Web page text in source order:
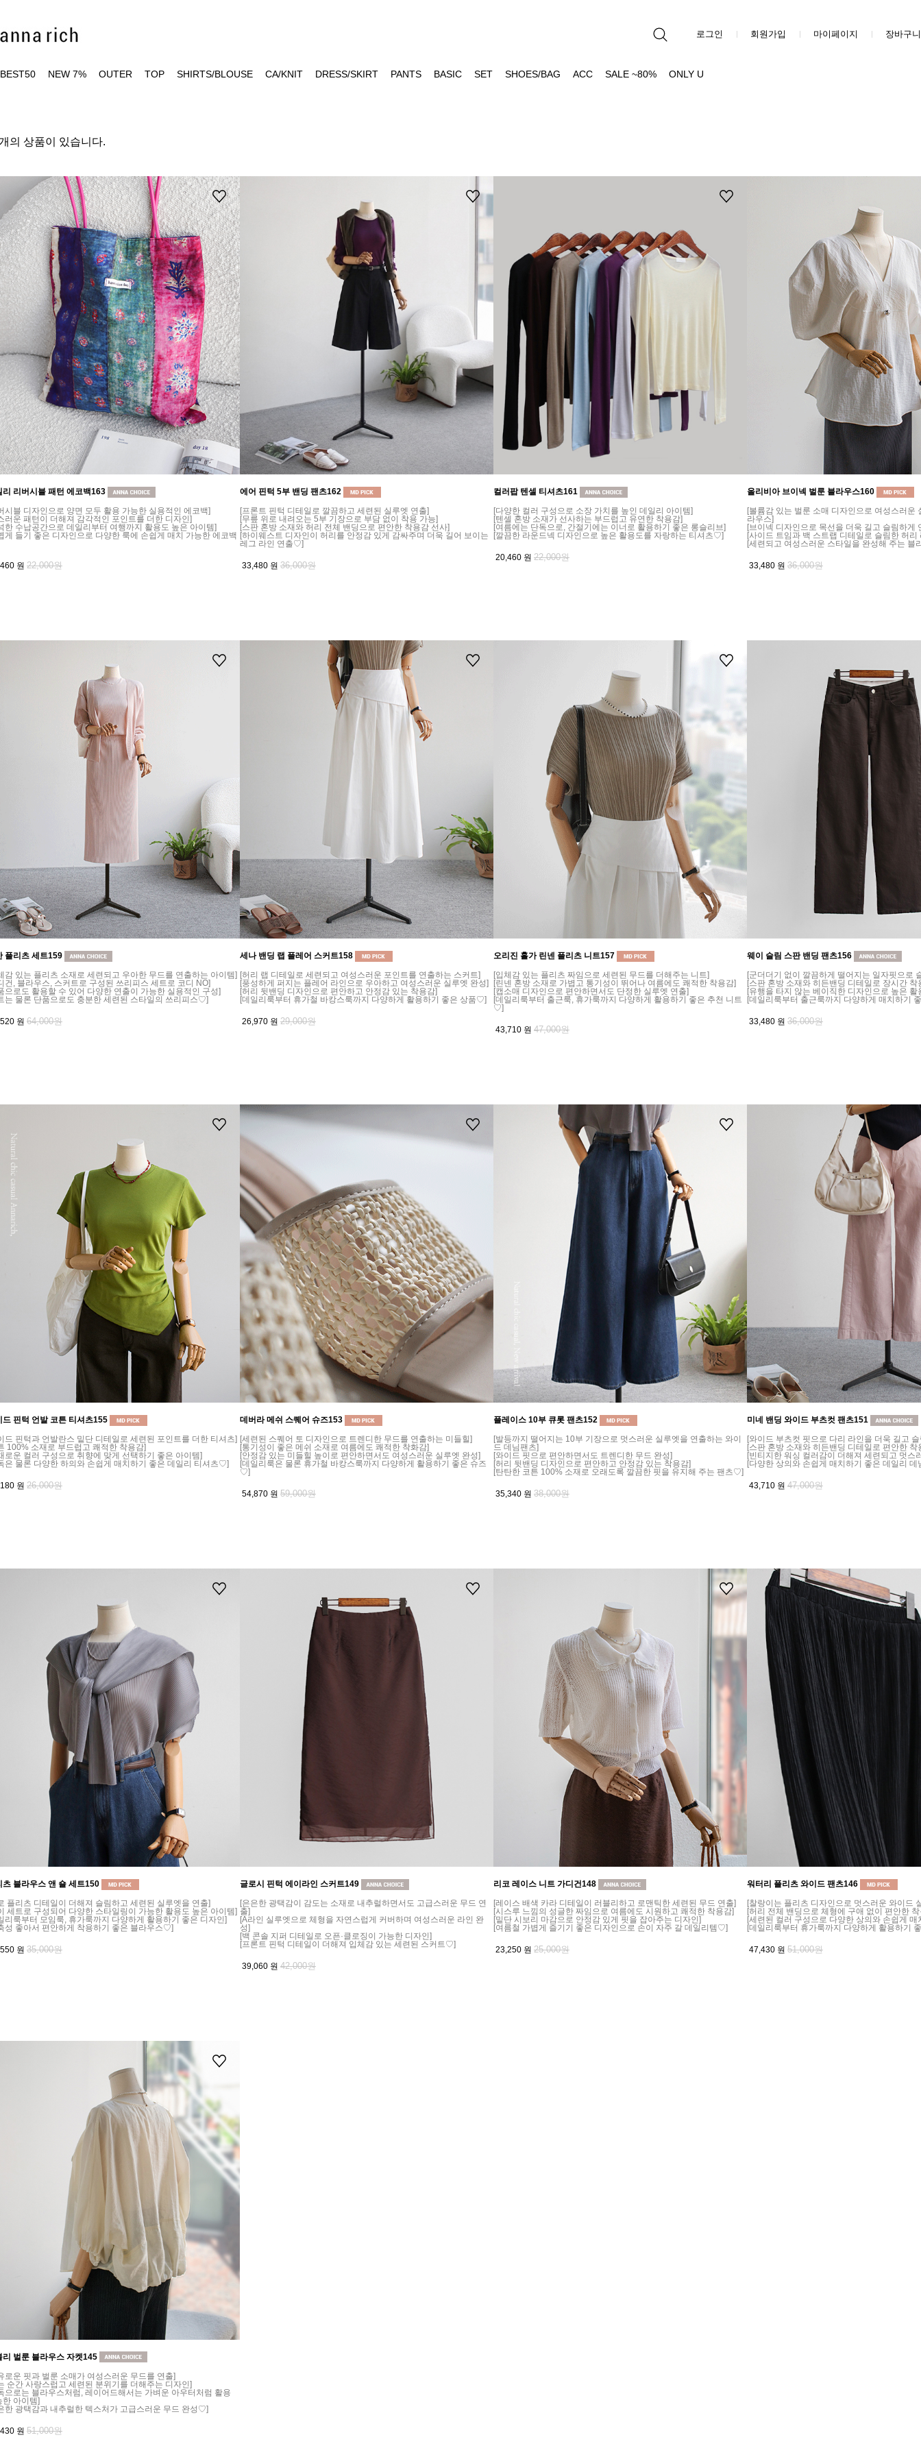
로그인 회원가입 마이페이지 장바구니
BEST50 NEW 7% OUTER TOP SHIRTS/BLOUSE CA/KNIT DRESS/SKIRT PANTS BASIC SET SHOES/BAG ACC SALE ~80% ONLY U
의 상품이 있습니다.
리 리버시블 패턴 에코백163
시블 디자인으로 양면 모두 활용 가능한 실용적인 에코백]
러운 패턴이 더해져 감각적인 포인트를 더한 디자인]
한 수납공간으로 데일리부터 여행까지 활용도 높은 아이템]
게 들기 좋은 디자인으로 다양한 룩에 손쉽게 매치 가능한 에코백
원 22,000원
에어 핀턱 5부 밴딩 팬츠162
[프론트 핀턱 디테일로 깔끔하고 세련된 실루엣 연출]
[무릎 위로 내려오는 5부 기장으로 부담 없이 착용 가능]
[스판 혼방 소재와 허리 전체 밴딩으로 편안한 착용감 선사]
[하이웨스트 디자인이 허리를 안정감 있게 감싸주며 더욱 길어 보이는
레그 라인 연출♡]
33,480 원 36,000원
컬러팝 텐셀 티셔츠161
[다양한 컬러 구성으로 소장 가치를 높인 데일리 아이템]
[텐셀 혼방 소재가 선사하는 부드럽고 유연한 착용감]
[여름에는 단독으로, 간절기에는 이너로 활용하기 좋은 롱슬리브]
[깔끔한 라운드넥 디자인으로 높은 활용도를 자랑하는 티셔츠♡]
20,460 원 22,000원
올리비아 브이넥 벌룬 블라우스160
[볼륨감 있는 벌룬 소매 디자인으로 여성스러운
라우스]
[브이넥 디자인으로 목선을 더욱 길고 슬림하게
[사이드 트임과 백 스트랩 디테일로 슬림한 허리
[세련되고 여성스러운 스타일을 완성해 주는 블
33,480 원 36,000원
플리츠 세트159
감 있는 플리츠 소재로 세련되고 우아한 무드를 연출하는 아이템]
건, 블라우스, 스커트로 구성된 쓰리피스 세트로 코디 NO]
으로도 활용할 수 있어 다양한 연출이 가능한 실용적인 구성]
는 물론 단품으로도 충분한 세련된 스타일의 쓰리피스♡]
원 64,000원
세나 밴딩 랩 플레어 스커트158
[허리 랩 디테일로 세련되고 여성스러운 포인트를 연출하는 스커트]
[풍성하게 퍼지는 플레어 라인으로 우아하고 여성스러운 실루엣 완성]
[허리 뒷밴딩 디자인으로 편안하고 안정감 있는 착용감]
[데일리룩부터 휴가철 바캉스룩까지 다양하게 활용하기 좋은 상품♡]
26,970 원 29,000원
오리진 홀가 린넨 플리츠 니트157
[입체감 있는 플리츠 짜임으로 세련된 무드를 더해주는 니트]
[린넨 혼방 소재로 가볍고 통기성이 뛰어나 여름에도 쾌적한 착용감]
[캡소매 디자인으로 편안하면서도 단정한 실루엣 연출]
[데일리룩부터 출근룩, 휴가룩까지 다양하게 활용하기 좋은 추천 니트
♡]
43,710 원 47,000원
웨이 슬림 스판 밴딩 팬츠156
[군더더기 없이 깔끔하게 떨어지는 일자핏으로
[스판 혼방 소재와 히든밴딩 디테일로 장시간
[유행을 타지 않는 베이직한 디자인으로 높은 활
[데일리룩부터 출근룩까지 다양하게 매치하기
33,480 원 36,000원
드 핀턱 언발 코튼 티셔츠155
드 핀턱과 언발란스 밑단 디테일로 세련된 포인트를 더한 티셔츠]
100% 소재로 부드럽고 쾌적한 착용감]
로운 컬러 구성으로 취향에 맞게 선택하기 좋은 아이템]
은 물론 다양한 하의와 손쉽게 매치하기 좋은 데일리 티셔츠♡]
원 26,000원
데버라 메쉬 스퀘어 슈즈153
[세련된 스퀘어 토 디자인으로 트렌디한 무드를 연출하는 미들힐]
[통기성이 좋은 메쉬 소재로 여름에도 쾌적한 착화감]
[안정감 있는 미들힐 높이로 편안하면서도 여성스러운 실루엣 완성]
[데일리룩은 물론 휴가철 바캉스룩까지 다양하게 활용하기 좋은 슈즈
♡]
54,870 원 59,000원
플레이스 10부 큐롯 팬츠152
[발등까지 떨어지는 10부 기장으로 멋스러운 실루엣을 연출하는 와이
드 데님팬츠]
[와이드 핏으로 편안하면서도 트렌디한 무드 완성]
[허리 뒷밴딩 디자인으로 편안하고 안정감 있는 착용감]
[탄탄한 코튼 100% 소재로 오래도록 깔끔한 핏을 유지해 주는 팬츠♡]
35,340 원 38,000원
미네 밴딩 와이드 부츠컷 팬츠151
[와이드 부츠컷 핏으로 다리 라인을 더욱 길고
[스판 혼방 소재와 히든밴딩 디테일로 편안한 착
[빈티지한 워싱 컬러감이 더해져 세련되고 멋스
[다양한 상의와 손쉽게 매치하기 좋은 데일리
43,710 원 47,000원
츠 블라우스 앤 숄 세트150
플리츠 디테일이 더해져 슬림하고 세련된 실루엣을 연출]
세트로 구성되어 다양한 스타일링이 가능한 활용도 높은 아이템]
리룩부터 모임룩, 휴가룩까지 다양하게 활용하기 좋은 디자인]
성 좋아서 편안하게 착용하기 좋은 블라우스♡]
원 35,000원
글로시 핀턱 에이라인 스커트149
[은은한 광택감이 감도는 소재로 내추럴하면서도 고급스러운 무드 연
출]
[A라인 실루엣으로 체형을 자연스럽게 커버하며 여성스러운 라인 완
성]
[백 콘솔 지퍼 디테일로 오픈·클로징이 가능한 디자인]
[프론트 핀턱 디테일이 더해져 입체감 있는 세련된 스커트♡]
39,060 원 42,000원
리코 레이스 니트 가디건148
[레이스 배색 카라 디테일이 러블리하고 로맨틱한 세련된 무드 연출]
[시스루 느낌의 성글한 짜임으로 여름에도 시원하고 쾌적한 착용감]
[밑단 시보리 마감으로 안정감 있게 핏을 잡아주는 디자인]
[여름철 가볍게 즐기기 좋은 디자인으로 손이 자주 갈 데일리템♡]
23,250 원 25,000원
워터리 플리츠 와이드 팬츠146
[찰랑이는 플리츠 디자인으로 멋스러운 와이드
[허리 전체 밴딩으로 체형에 구애 없이 편안한
[세련된 컬러 구성으로 다양한 상의와 손쉽게 매
[데일리룩부터 휴가룩까지 다양하게 활용하기
47,430 원 51,000원
리 벌룬 블라우스 자켓145
로운 핏과 벌룬 소매가 여성스러운 무드를 연출]
순간 사랑스럽고 세련된 분위기를 더해주는 디자인]
으로는 블라우스처럼, 레이어드해서는 가벼운 아우터처럼 활용
한 아이템]
한 광택감과 내추럴한 텍스처가 고급스러운 무드 완성♡]
원 51,000원